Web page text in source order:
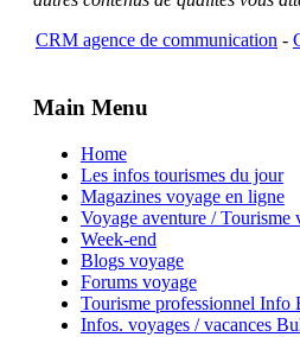
CRM agence de communication -
Main Menu
Home
Les infos tourismes du jour
Magazines voyage en ligne
Voyage aventure / Tourisme
Week-end
Blogs voyage
Forums voyage
Tourisme professionnel Info
Infos. voyages / vacances